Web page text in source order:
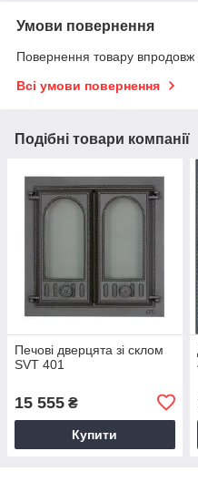
Умови повернення
Повернення товару впродовж
Всі умови повернення
Подібні товари компанії
Печові дверцята зі склом
SVT 401
15 555 ₴
Купити